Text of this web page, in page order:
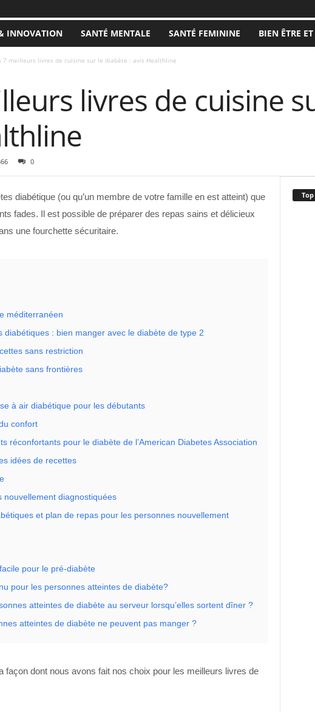
INNOVATION SANTÉ MENTALE SANTÉ FEMININE BIEN ÊTRE
7 meilleurs livres de cuisine sur le diabète : avis Healthline
livres de cuisine
0
diabétique (ou qu’un membre de votre famille en est atteint) que
fades. Il est possible de préparer des repas sains et délicieux
une fourchette sécuritaire.
méditerranéen
diabétiques : bien manger avec le diabète de type 2
sans restriction
sans frontières
à air diabétique pour les débutants
confort
réconfortants pour le diabète de l’American Diabetes Association
idées de recettes
nouvellement diagnostiquées
et plan de repas pour les personnes nouvellement
pour le pré-diabète
pour les personnes atteintes de diabète?
atteintes de diabète au serveur lorsqu’elles sortent dîner ?
atteintes de diabète ne peuvent pas manger ?
façon dont nous avons fait nos choix pour les meilleurs livres de